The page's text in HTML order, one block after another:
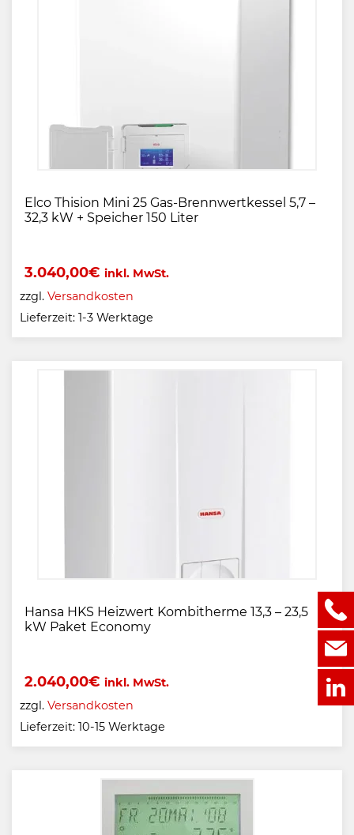
Elco Thision Mini 25 Gas-Brennwertkessel 5,7 –
32,3 kW + Speicher 150 Liter
3.040,00€ inkl. MwSt.
zzgl. Versandkosten
Lieferzeit: 1-3 Werktage
Hansa HKS Heizwert Kombitherme 13,3 – 23,5
kW Paket Economy
2.040,00€ inkl. MwSt.
zzgl. Versandkosten
Lieferzeit: 10-15 Werktage